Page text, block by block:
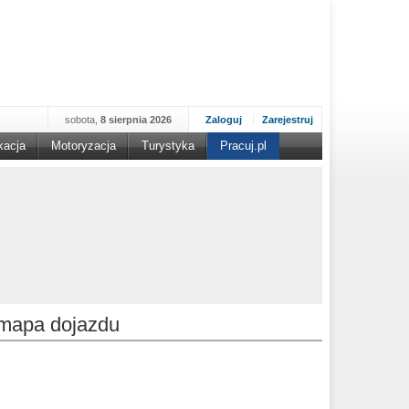
Zaloguj Zarejestruj
sobota, 8 sierpnia 2026
Motoryzacja Turystyka Pracuj.pl
dojazdu